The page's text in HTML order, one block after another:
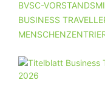
BVSC-
BUSINESS